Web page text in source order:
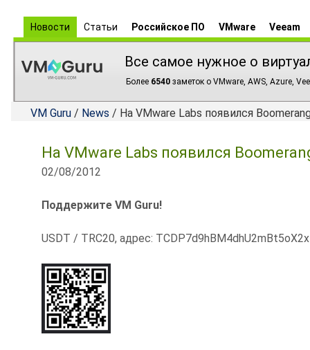
Новости Статьи Российское ПО VMware Veeam
Все самое нужное о
Более 6540 заметок о VMware, AWS, Azure,
VM Guru / News / На VMware Labs появился
На VMware Labs появился
02/08/2012
Поддержите VM Guru!
USDT / TRC20, адрес: